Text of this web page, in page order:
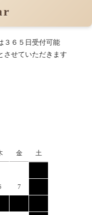
は３６５日受付可能
させていただきます
金 土
7